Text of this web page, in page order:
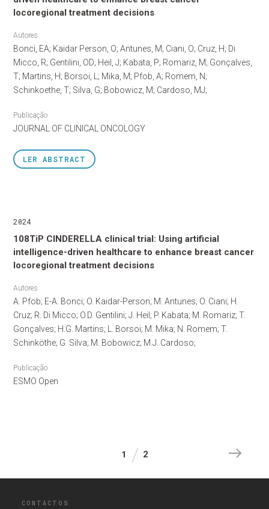
locoregional treatment decisions
Autores
Bonci, EA; Kaidar Person, O; Antunes, M; Ciani, O; Cruz, H; Di
Micco, R; Gentilini, OD; Heil, J; Kabata, P; Romariz, M; Gonçalves,
T; Martins, H; Borsoi, L; Mika, M; Pfob, A; Romem, N;
Schinkoethe, T; Silva, G; Bobowicz, M; Cardoso, MJ;
Publicação
JOURNAL OF CLINICAL ONCOLOGY
LER ABSTRACT
2024
108TiP CINDERELLA clinical trial: Using artificial
intelligence-driven healthcare to enhance breast cancer
locoregional treatment decisions
Autores
A. Pfob; E-A. Bonci; O. Kaidar-Person; M. Antunes; O. Ciani; H.
Cruz; R. Di Micco; O.D. Gentilini; J. Heil; P. Kabata; M. Romariz; T.
Gonçalves; H.G. Martins; L. Borsoi; M. Mika; N. Romem; T.
Schinköthe; G. Silva; M. Bobowicz; M.J. Cardoso;
Publicação
ESMO Open
1 2
CONTACTOS